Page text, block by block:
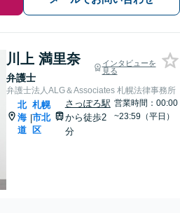
川上 満里奈
弁護士
インタビューを
見る
弁護士法人ALG＆Associates 札幌法律事務所
北
海
道
|
札幌
市北
区
さっぽろ駅
から徒歩2
分
営業時間：00:00
~23:59（平日）